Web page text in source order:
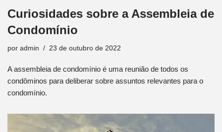
Curiosidades sobre a Assembleia de
Condomínio
por admin 23 de outubro de 2022
A assembleia de condomínio é uma reunião de todos os
condôminos para deliberar sobre assuntos relevantes para o
condomínio.